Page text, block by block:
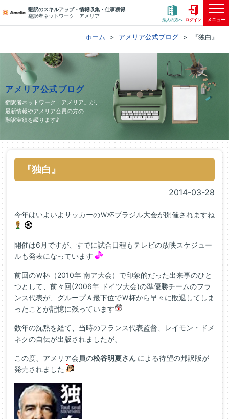
翻訳のスキルアップ・情報収集・仕事獲得
翻訳者ネットワーク アメリア
法人の方へ ログイン メニュー
ホーム アメリア公式ブログ 『独白』
アメリア公式ブログ
翻訳者ネットワーク「アメリア」が、
最新情報やアメリア会員の方の
翻訳実績を綴ります♪
『独白』
2014-03-28
今年はいよいよサッカーのＷ杯ブラジル大会が開催されますね
開催は6月ですが、すでに試合日程もテレビの放映スケジュー
ルも発表になっています
前回のＷ杯（2010年 南ア大会）で印象的だった出来事のひと
つとして、前々回(2006年 ドイツ大会)の準優勝チームのフラ
ンス代表が、グループＡ最下位でＷ杯から早々に敗退してしま
ったことが記憶に残っています
数年の沈黙を経て、当時のフランス代表監督、レイモン・ドメ
ネクの自伝が出版されましたが、
この度、アメリア会員の松谷明夏さん による待望の邦訳版が
発売されました